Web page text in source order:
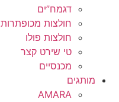
דגמח”ים
חולצות מכופתרות
חולצות פולו
טי שירט קצר
מכנסיים
מותגים
AMARA